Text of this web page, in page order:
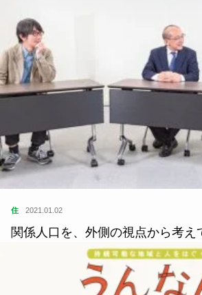
住 2021.01.02
関係人口を、外側の視点から考え